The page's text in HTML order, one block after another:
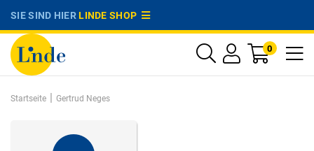
SIE SIND HIERLINDE SHOP
0
Startseite | Gertrud Neges